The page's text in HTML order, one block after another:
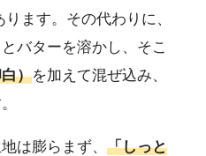
ます。その代わりに、
バターを溶かし、そこ
）を加えて混ぜ込み、
は膨らまず、 「しっと